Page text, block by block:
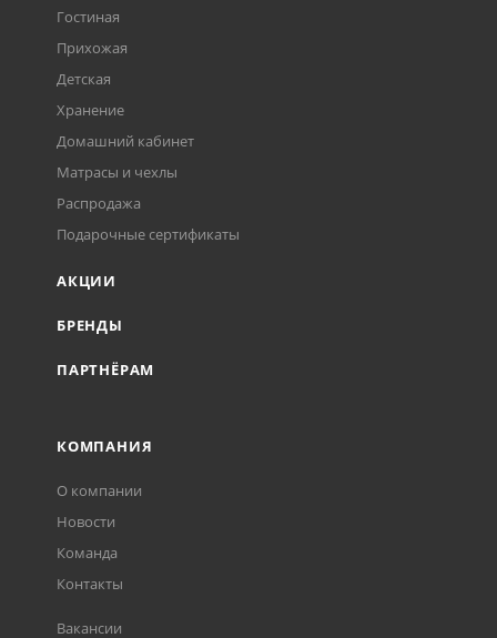
Гостиная
Прихожая
Детская
Хранение
Домашний кабинет
Матрасы и чехлы
Распродажа
Подарочные сертификаты
АКЦИИ
БРЕНДЫ
ПАРТНЁРАМ
КОМПАНИЯ
О компании
Новости
Команда
Контакты
Вакансии